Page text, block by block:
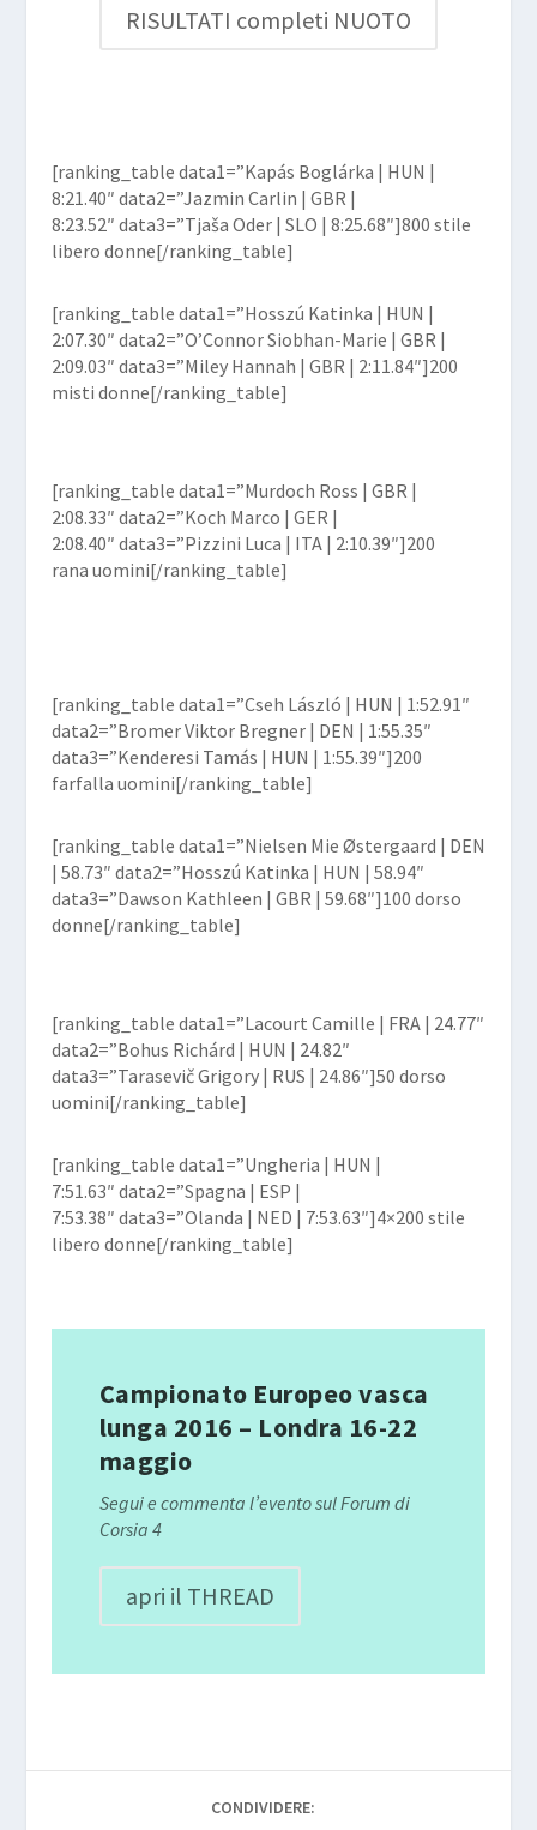
RISULTATI completi NUOTO
[ranking_table data1=”Kapás Boglárka | HUN |
8:21.40″ data2=”Jazmin Carlin | GBR |
8:23.52″ data3=”Tjaša Oder | SLO | 8:25.68″]800 stile
libero donne[/ranking_table]
[ranking_table data1=”Hosszú Katinka | HUN |
2:07.30″ data2=”O’Connor Siobhan-Marie | GBR |
2:09.03″ data3=”Miley Hannah | GBR | 2:11.84″]200
misti donne[/ranking_table]
[ranking_table data1=”Murdoch Ross | GBR |
2:08.33″ data2=”Koch Marco | GER |
2:08.40″ data3=”Pizzini Luca | ITA | 2:10.39″]200
rana uomini[/ranking_table]
[ranking_table data1=”Cseh László | HUN | 1:52.91″
data2=”Bromer Viktor Bregner | DEN | 1:55.35″
data3=”Kenderesi Tamás | HUN | 1:55.39″]200
farfalla uomini[/ranking_table]
[ranking_table data1=”Nielsen Mie Østergaard | DEN
| 58.73″ data2=”Hosszú Katinka | HUN | 58.94″
data3=”Dawson Kathleen | GBR | 59.68″]100 dorso
donne[/ranking_table]
[ranking_table data1=”Lacourt Camille | FRA | 24.77″
data2=”Bohus Richárd | HUN | 24.82″
data3=”Tarasevič Grigory | RUS | 24.86″]50 dorso
uomini[/ranking_table]
[ranking_table data1=”Ungheria | HUN |
7:51.63″ data2=”Spagna | ESP |
7:53.38″ data3=”Olanda | NED | 7:53.63″]4×200 stile
libero donne[/ranking_table]
Campionato Europeo vasca
lunga 2016 – Londra 16-22
maggio
Segui e commenta l’evento sul Forum di
Corsia 4
apri il THREAD
CONDIVIDERE: